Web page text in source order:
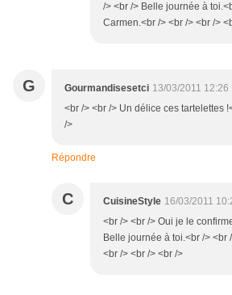
/> <br /> Belle journée à
Carmen.<br /> <br /> <br />
G Gourmandisesetci 13/03/2011 12:26
<br /> <br /> Un délice ces tartelettes
/>
Répondre
C CuisineStyle 16/03/2011
<br /> <br /> Oui je le
Belle journée à toi.<br /> <br
<br /> <br /> <br />